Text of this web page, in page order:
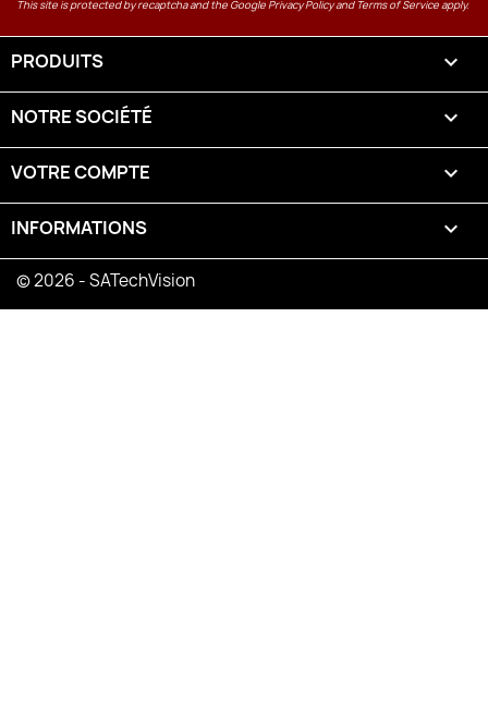
This site is protected by recaptcha and the GooglePrivacy PolicyandTerms of Serviceapply.
PRODUITS 
NOTRE SOCIÉTÉ 
VOTRE COMPTE 
INFORMATIONS keyboard_arrow_down
© 2026 - SATechVision